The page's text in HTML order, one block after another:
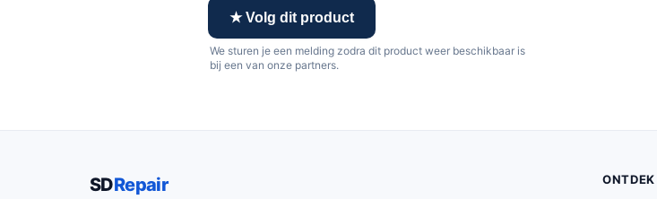
★ Volg dit product
We sturen je een melding zodra dit product weer beschikbaar is
bij een van onze partners.
SDRepair ONTDEK